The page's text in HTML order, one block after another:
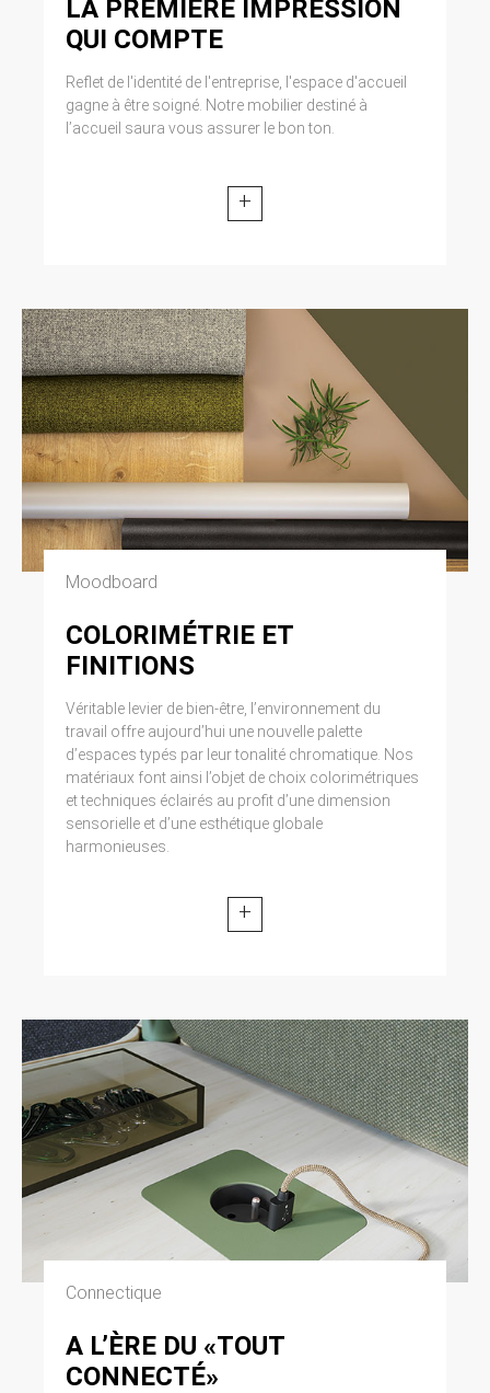
LA PREMIÈRE IMPRESSION
QUI COMPTE
Reflet de l'identité de l'entreprise, l'espace d'accueil
gagne à être soigné. Notre mobilier destiné à
l’accueil saura vous assurer le bon ton.
+
Moodboard
COLORIMÉTRIE ET
FINITIONS
Véritable levier de bien-être, l’environnement du
travail offre aujourd’hui une nouvelle palette
d’espaces typés par leur tonalité chromatique. Nos
matériaux font ainsi l’objet de choix colorimétriques
et techniques éclairés au profit d’une dimension
sensorielle et d’une esthétique globale
harmonieuses.
+
Connectique
A L’ÈRE DU «TOUT
CONNECTÉ»